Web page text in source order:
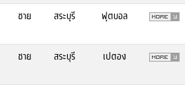
ชาย สระบุรี ฟุตบอล
ชาย สระบุรี เปตอง